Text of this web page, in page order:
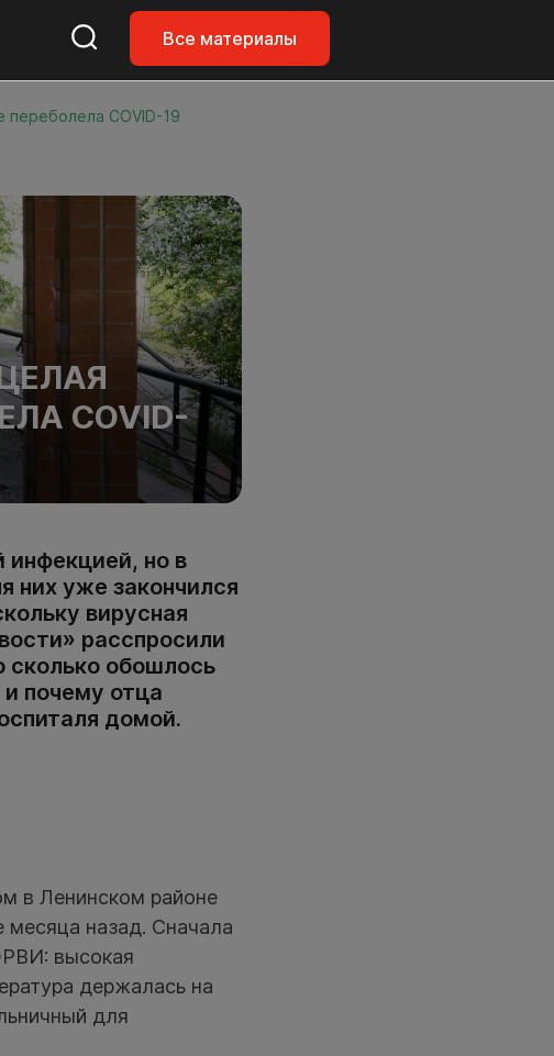
Все материалы
переболела COVID-19
COVID-
инфекцией, но в
них уже закончился
вирусная
расспросили
сколько обошлось
почему отца
домой.
в Ленинском районе
назад. Сначала
высокая
держалась на
для